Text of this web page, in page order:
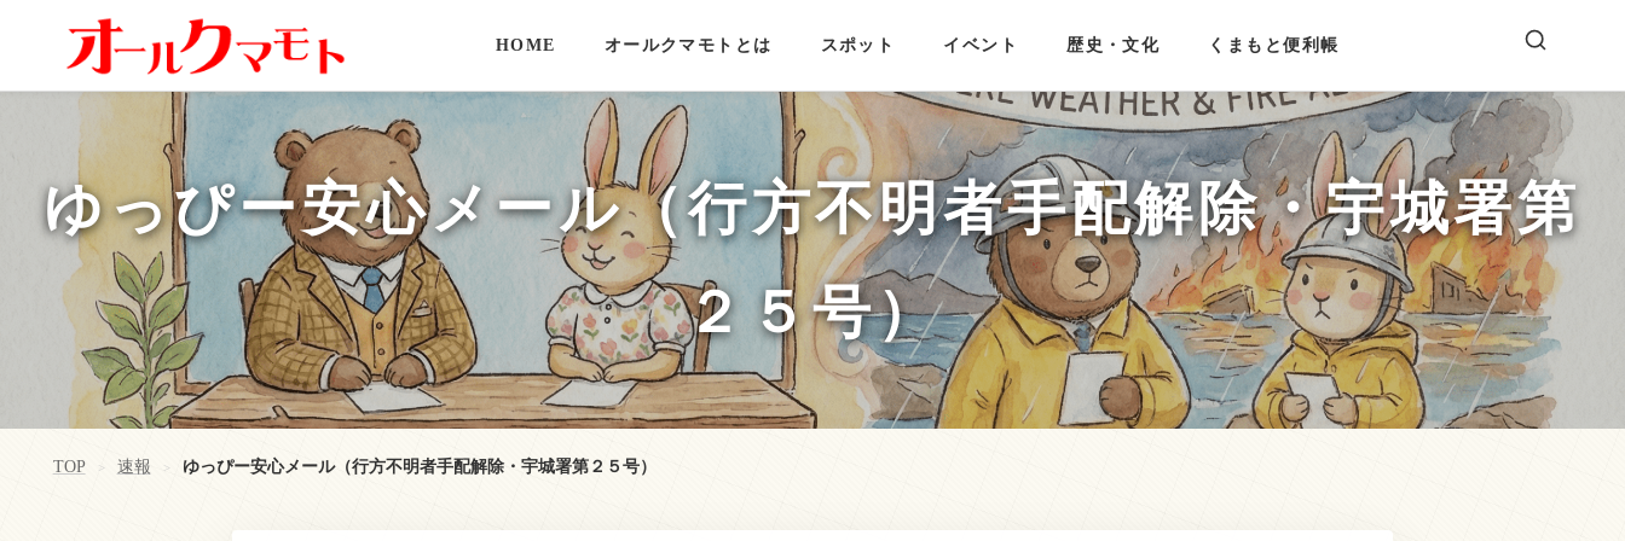
HOME オールクマモトとは スポット イベント 歴史・文化 くまもと便利帳
ゆっぴー安心メール（行方不明者手配解除・宇城署第
２５号）
TOP > 速報 > ゆっぴー安心メール（行方不明者手配解除・宇城署第２５号）